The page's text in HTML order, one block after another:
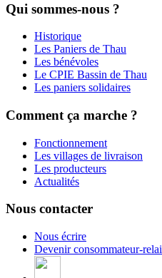
Qui sommes-nous ?
Historique
Les Paniers de Thau
Les bénévoles
Le CPIE Bassin de Thau
Les paniers solidaires
Comment ça marche ?
Fonctionnement
Les villages de livraison
Les producteurs
Actualités
Nous contacter
Nous écrire
Devenir consommateur-